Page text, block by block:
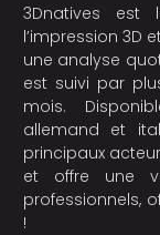
3Dnatives
l’impression 3D
une analyse
est suivi par
mois.
allemand et
principaux
et offre une
professionnels,
!